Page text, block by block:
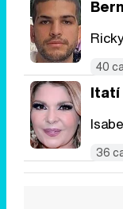
40
Itatí
36